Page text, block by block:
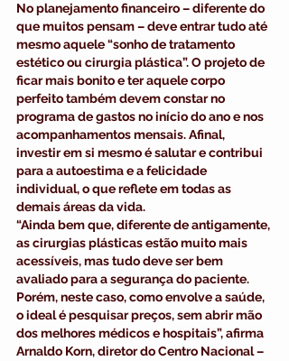
No planejamento financeiro – diferente do
que muitos pensam – deve entrar tudo até
mesmo aquele “sonho de tratamento
estético ou cirurgia plástica”. O projeto de
ficar mais bonito e ter aquele corpo
perfeito também devem constar no
programa de gastos no início do ano e nos
acompanhamentos mensais. Afinal,
investir em si mesmo é salutar e contribui
para a autoestima e a felicidade
individual, o que reflete em todas as
demais áreas da vida.
“Ainda bem que, diferente de antigamente,
as cirurgias plásticas estão muito mais
acessíveis, mas tudo deve ser bem
avaliado para a segurança do paciente.
Porém, neste caso, como envolve a saúde,
o ideal é pesquisar preços, sem abrir mão
dos melhores médicos e hospitais”, afirma
Arnaldo Korn, diretor do Centro Nacional –